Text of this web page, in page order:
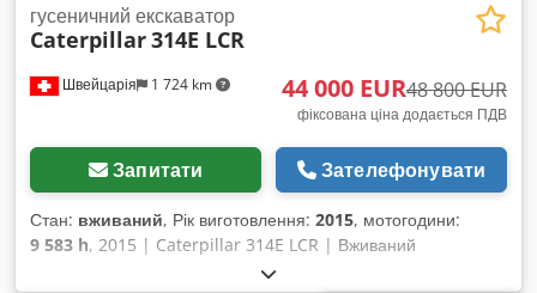
Швейцарія 1 724 km
гусеничний екскаватор
Caterpillar314E LCR
44 000 EUR48 800 EUR
фіксована ціна додається ПДВ
Запитати Зателефонувати
Стан: вживаний, Рік виготовлення: 2015, мотогодини:
9 583 h, 2015 | Caterpillar 314E LCR | Вживаний
гусеничний екскаватор | 9583 години 📍Місцезнаходження: